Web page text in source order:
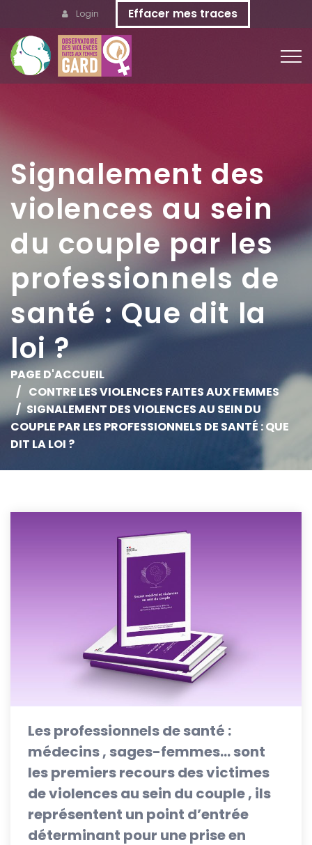
Login Effacer mes traces
Signalement des
violences au sein
du couple par les
professionnels de
santé : Que dit la
loi ?
PAGE D'ACCUEIL
CONTRE LES VIOLENCES FAITES AUX FEMMES
SIGNALEMENT DES VIOLENCES AU SEIN DU
COUPLE PAR LES PROFESSIONNELS DE SANTÉ : QUE
DIT LA LOI ?
Les professionnels de santé :
médecins , sages-femmes… sont
les premiers recours des victimes
de violences au sein du couple , ils
représentent un point d’entrée
déterminant pour une prise en